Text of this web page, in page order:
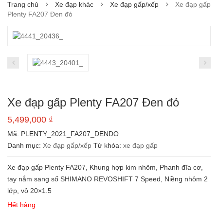
Trang chủ Xe đạp khác Xe đạp gấp/xếp
Xe đạp gấp
Plenty FA207 Đen đỏ
Xe đạp gấp Plenty FA207 Đen đỏ
5,499,000 ₫
Mã: PLENTY_2021_FA207_DENDO
Danh mục: Xe đạp gấp/xếp Từ khóa: xe đạp gấp
Xe đạp gấp Plenty FA207, Khung hợp kim nhôm, Phanh đĩa cơ,
tay nắm sang số SHIMANO REVOSHIFT 7 Speed, Niềng nhôm 2
lớp, vỏ 20×1.5
Hết hàng